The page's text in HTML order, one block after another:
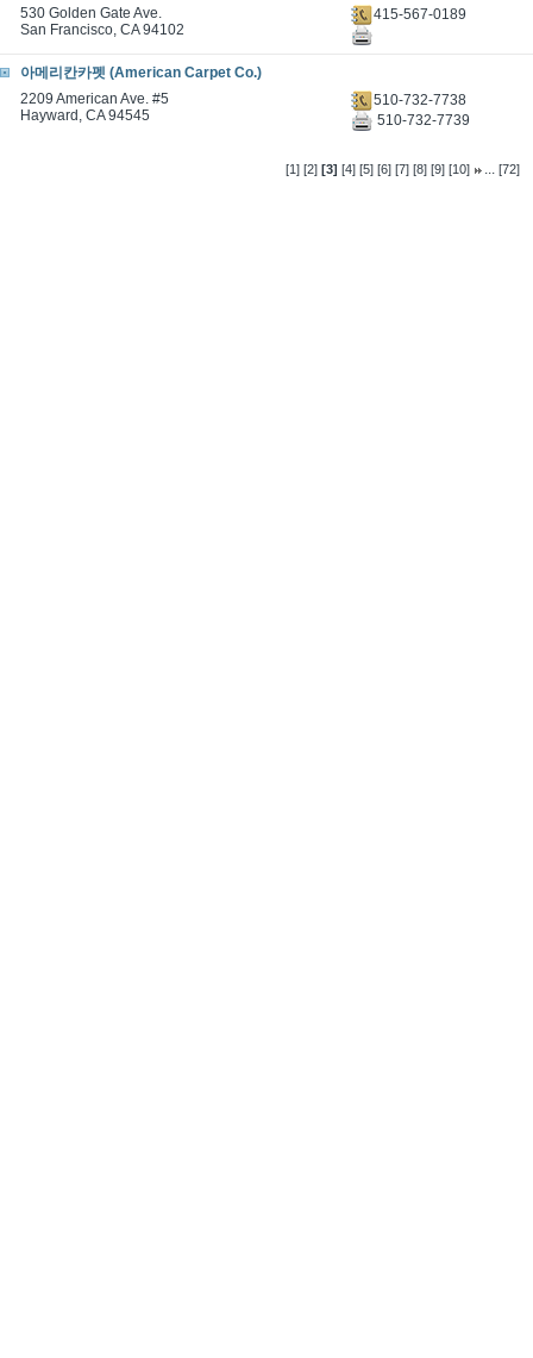
530 Golden Gate Ave.
San Francisco, CA 94102
415-567-0189
아메리칸카펫 (American Carpet Co.)
2209 American Ave. #5
Hayward, CA 94545
510-732-7738
510-732-7739
[1] [2] [3] [4] [5] [6] [7] [8] [9] [10] ...[72]